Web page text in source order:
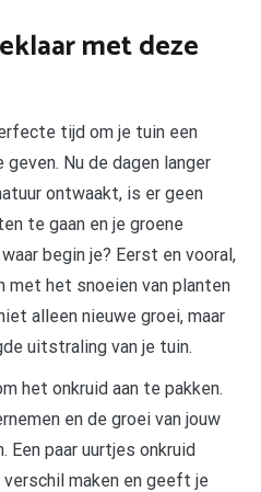
met deze
tijd om je tuin een
Nu de dagen langer
ontwaakt, is er geen
te gaan en je groene
begin je? Eerst en vooral,
met het snoeien van planten
alleen nieuwe groei, maar
uitstraling van je tuin.
het onkruid aan te pakken.
en de groei van jouw
paar uurtjes onkruid
maken en geeft je